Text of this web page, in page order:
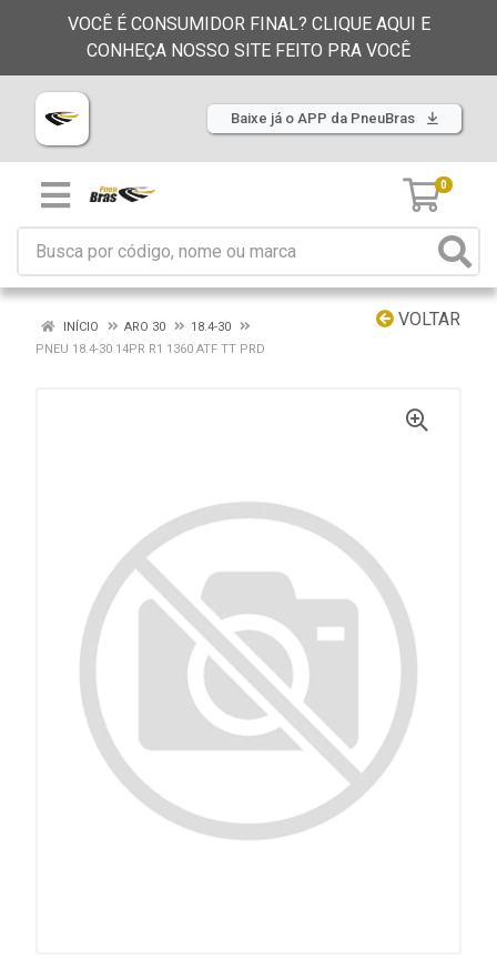
VOCÊ É CONSUMIDOR FINAL? CLIQUE AQUI E
CONHEÇA NOSSO SITE FEITO PRA VOCÊ
Baixe já o APP da PneuBras
0
VOLTAR
INÍCIO ARO 30
18.4-30
PNEU 18.4-30 14PR R1 1360 ATF TT PRD